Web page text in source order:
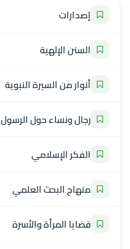
إصدارات
السنن الإلهية
أنوار من السيرة النبوية
رجال ونساء حول الرسول
الفكر الإسلامي
منهاج البحث العلمي
قضايا المرأة والأسرة